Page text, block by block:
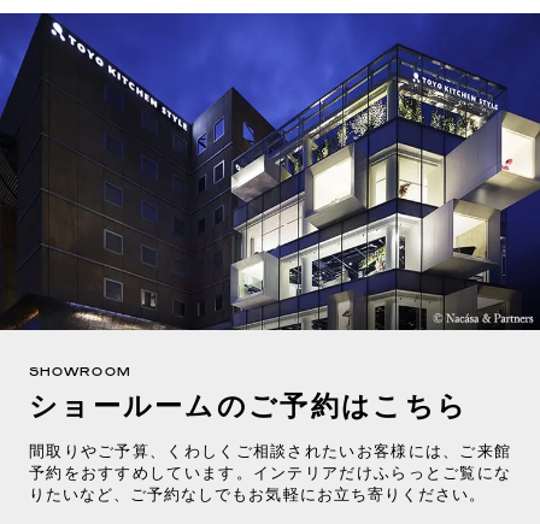
SHOWROOM
ショールームのご予約はこちら
間取りやご予算、くわしくご相談されたいお客様には、ご来館
予約をおすすめしています。インテリアだけふらっとご覧にな
りたいなど、ご予約なしでもお気軽にお立ち寄りください。